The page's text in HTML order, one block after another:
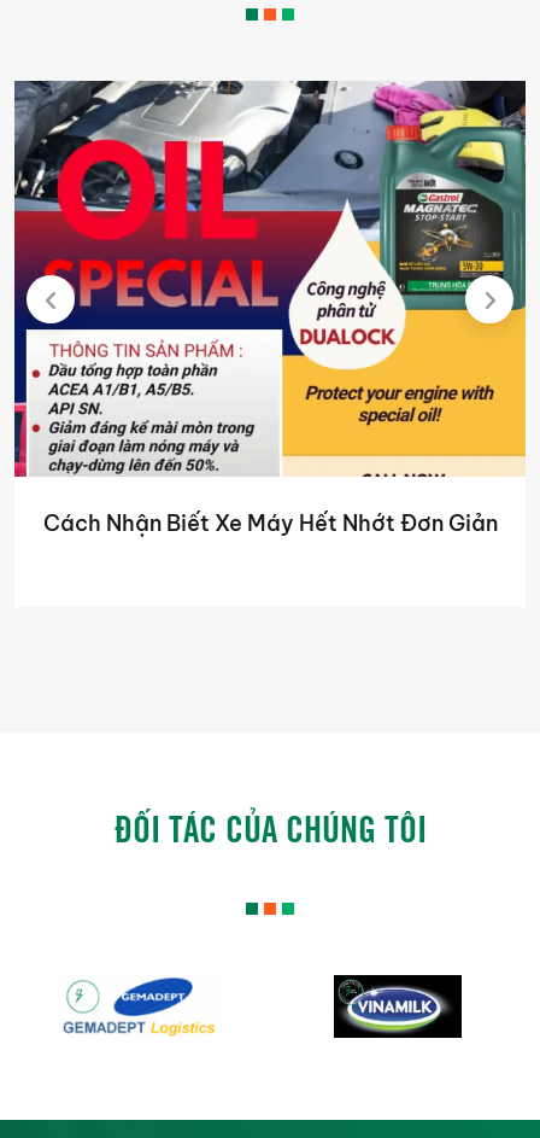
Cách Nhận Biết Xe Máy Hết Nhớt Đơn Giản
ĐỐI TÁC CỦA CHÚNG TÔI